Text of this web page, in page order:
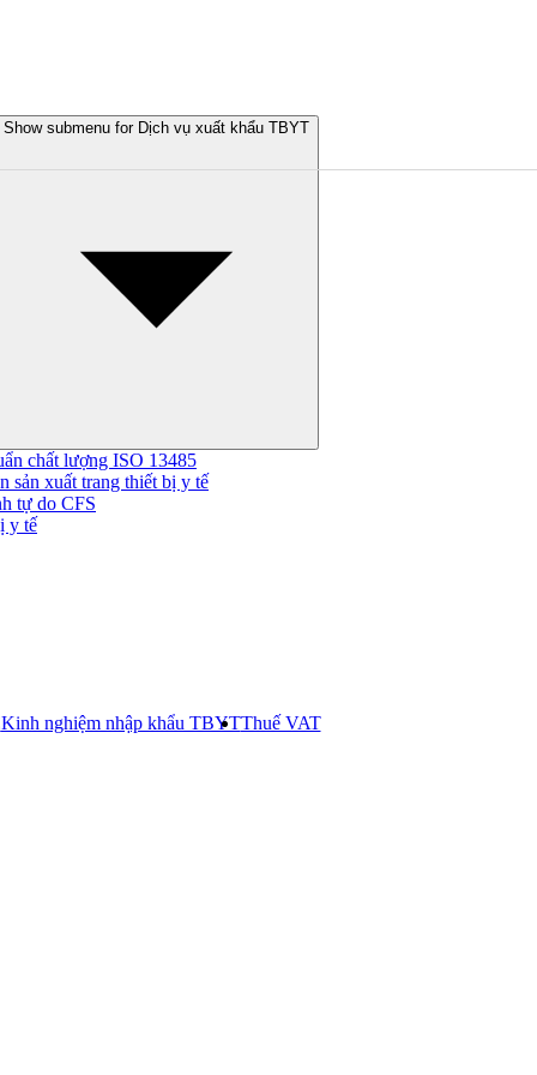
Show submenu for Dịch vụ xuất khẩu TBYT
chất lượng ISO 13485
sản xuất trang thiết bị y tế
tự do CFS
y tế
Kinh nghiệm nhập khẩu TBYTThuế VAT